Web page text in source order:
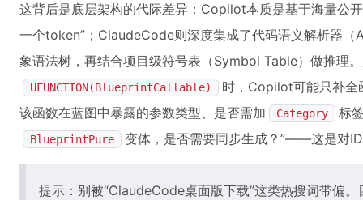
这背后是底层架构的代际差异：Copilot本质是基于海量公
一个token”；ClaudeCode则深度集成了代码语义解析器（
象语法树，再结合项目级符号表（Symbol Table）做推理
UFUNCTION(BlueprintCallable)
时，Copilot可能只补全
该函数在蓝图中暴露的参数类型、是否需加
Category 标
BlueprintPure 变体，是否需要同步生成？”——这是对
提示：别被“ClaudeCode桌面版下载”这类热搜词带偏